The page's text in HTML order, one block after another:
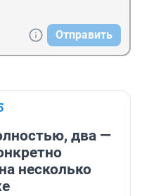
Отправить
два —
несколько